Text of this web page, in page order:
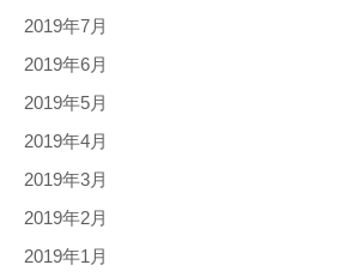
2019年7月
2019年6月
2019年5月
2019年4月
2019年3月
2019年2月
2019年1月